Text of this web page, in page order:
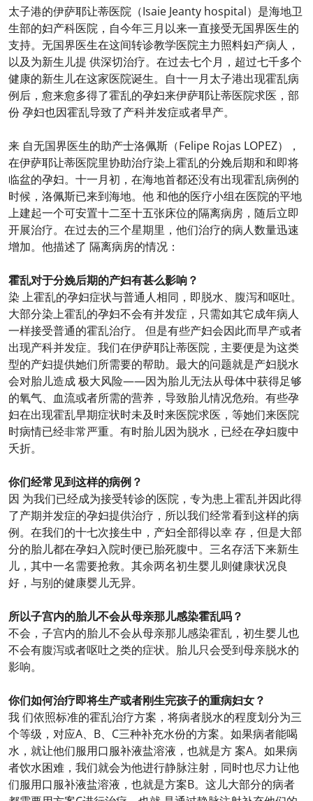
太子港的伊萨耶让蒂医院（Isaie Jeanty hospital）是海地卫
生部的妇产科医院，自今年三月以来一直接受无国界医生的
支持。无国界医生在这间转诊教学医院主力照料妇产病人，
以及为新生儿提 供深切治疗。在过去七个月，超过七千多个
健康的新生儿在这家医院诞生。自十一月太子港出现霍乱病
例后，愈来愈多得了霍乱的孕妇来伊萨耶让蒂医院求医，部
份 孕妇也因霍乱导致了产科并发症或者早产。
来 自无国界医生的助产士洛佩斯（Felipe Rojas LOPEZ），
在伊萨耶让蒂医院里协助治疗染上霍乱的分娩后期和和即将
临盆的孕妇。十一月初，在海地首都还没有出现霍乱病例的
时候，洛佩斯已来到海地。他 和他的医疗小组在医院的平地
上建起一个可安置十二至十五张床位的隔离病房，随后立即
开展治疗。在过去的三个星期里，他们治疗的病人数量迅速
增加。他描述了 隔离病房的情况：
霍乱对于分娩后期的产妇有甚么影响？
染 上霍乱的孕妇症状与普通人相同，即脱水、腹泻和呕吐。
大部分染上霍乱的孕妇不会有并发症，只需如其它成年病人
一样接受普通的霍乱治疗。 但是有些产妇会因此而早产或者
出现产科并发症。我们在伊萨耶让蒂医院，主要便是为这类
型的产妇提供她们所需要的帮助。最大的问题就是产妇脱水
会对胎儿造成 极大风险——因为胎儿无法从母体中获得足够
的氧气、血流或者所需的营养，导致胎儿情况危殆。有些孕
妇在出现霍乱早期症状时未及时来医院求医，等她们来医院
时病情已经非常严重。有时胎儿因为脱水，已经在孕妇腹中
夭折。
你们经常见到这样的病例？
因 为我们已经成为接受转诊的医院，专为患上霍乱并因此得
了产期并发症的孕妇提供治疗，所以我们经常看到这样的病
例。在我们的十七次接生中，产妇全部得以幸 存，但是大部
分的胎儿都在孕妇入院时便已胎死腹中。三名存活下来新生
儿，其中一名需要抢救。其余两名初生婴儿则健康状况良
好，与别的健康婴儿无异。
所以子宫内的胎儿不会从母亲那儿感染霍乱吗？
不会，子宫内的胎儿不会从母亲那儿感染霍乱，初生婴儿也
不会有腹泻或者呕吐之类的症状。胎儿只会受到母亲脱水的
影响。
你们如何治疗即将生产或者刚生完孩子的重病妇女？
我 们依照标准的霍乱治疗方案，将病者脱水的程度划分为三
个等级，对应A、B、C三种补充水份的方案。如果病者能喝
水，就让他们服用口服补液盐溶液，也就是方 案A。如果病
者饮水困难，我们就会为他进行静脉注射，同时也尽力让他
们服用口服补液盐溶液，也就是方案B。这儿大部分的病者